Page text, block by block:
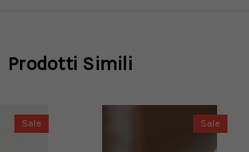
Prodotti Simili
Sale Sale